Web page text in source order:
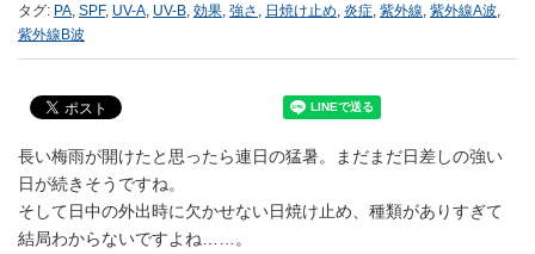
タグ: PA, SPF, UV-A, UV-B, 効果, 強さ , 日焼け止め, 炎症, 紫外線, 紫外線A波,
紫外線B波
長い梅雨が開けたと思ったら連日の猛暑。まだまだ日差しの強い
日が続きそうですね。
そして日中の外出時に欠かせない日焼け止め、種類がありすぎて
結局わからないですよね……。